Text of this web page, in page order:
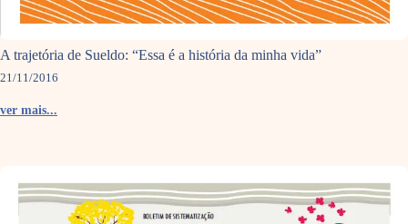
A trajetória de Sueldo: “Essa é a história da minha vida”
21/11/2016
ver mais...